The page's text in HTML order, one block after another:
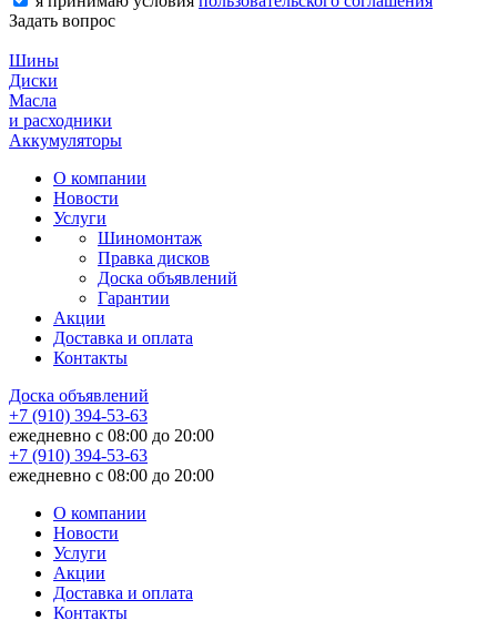
Задать вопрос
Шины
Диски
Масла
и расходники
Аккумуляторы
О компании
Новости
Услуги
Шиномонтаж
Правка дисков
Доска объявлений
Гарантии
Акции
Доставка и оплата
Контакты
Доска объявлений
+7 (910) 394-53-63
ежедневно с 08:00 до 20:00
+7 (910) 394-53-63
ежедневно с 08:00 до 20:00
О компании
Новости
Услуги
Акции
Доставка и оплата
Контакты